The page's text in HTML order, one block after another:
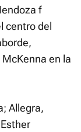
f
centro del
en la
Allegra,